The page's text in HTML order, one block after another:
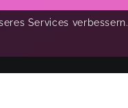
Services verbessern.